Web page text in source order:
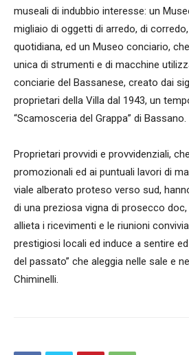
museali di indubbio interesse: un
migliaio di oggetti di arredo, di
quotidiana, ed un Museo conciario,
unica di strumenti e di macchine
conciarie del Bassanese, creato dai
proprietari della Villa dal 1943, un
“Scamosceria del Grappa” di Bassano.
Proprietari provvidi e provvidenziali,
promozionali ed ai puntuali lavori di
viale alberato proteso verso sud,
di una preziosa vigna di prosecco
allieta i ricevimenti e le riunioni
prestigiosi locali ed induce a sentire
del passato” che aleggia nelle sale e
Chiminelli.